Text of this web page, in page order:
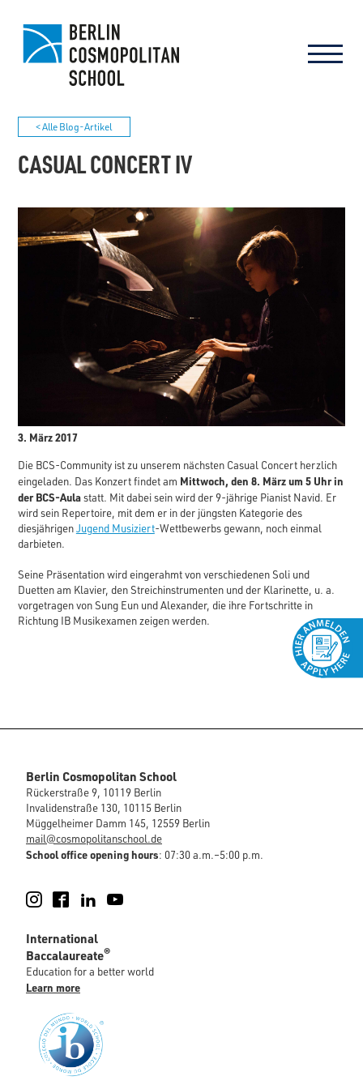
< Alle Blog-Artikel
CASUAL CONCERT IV
3. März 2017
Die BCS-Community ist zu unserem nächsten Casual Concert herzlich
eingeladen. Das Konzert findet am Mittwoch, den 8. März um 5 Uhr in
der BCS-Aulastatt. Mit dabei sein wird der 9-jährige Pianist Navid. Er
wird sein Repertoire, mit dem er in der jüngsten Kategorie des
diesjährigenJugend Musiziert-Wettbewerbs gewann, noch einmal
darbieten.
Seine Präsentation wird eingerahmt von verschiedenen Soli und
Duetten am Klavier, den Streichinstrumenten und der Klarinette, u. a.
vorgetragen von Sung Eun und Alexander, die ihre Fortschritte in
Richtung IB Musikexamen zeigen werden.
Berlin Cosmopolitan School
Rückerstraße 9, 10119 Berlin
Invalidenstraße 130, 10115 Berlin
Müggelheimer Damm 145, 12559 Berlin
mail@cosmopolitanschool.de
School office opening hours: 07:30 a.m.–5:00 p.m.
Instagram
FacebookLinkedIn
International
Baccalaureate®
Education for a better world
Learn more